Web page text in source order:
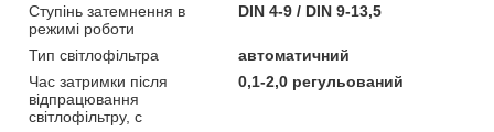
Ступінь затемнення в
режимі роботи
DIN 4-9 / DIN 9-13,5
Тип світлофільтра
автоматичний
Час затримки після
відпрацювання
світлофільтру, с
0,1-2,0 регульований